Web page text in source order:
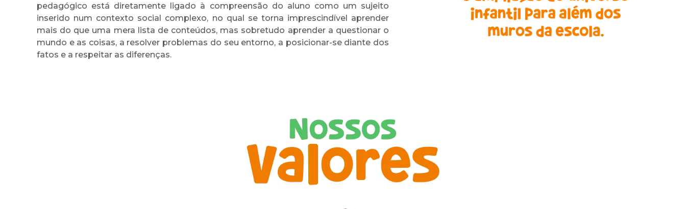
pedagógico está diretamente ligado à compreensão do aluno como um sujeito
inserido num contexto social complexo, no qual se torna imprescindível aprender
mais do que uma mera lista de conteúdos, mas sobretudo aprender a questionar o
mundo e as coisas, a resolver problemas do seu entorno, a posicionar-se diante dos
fatos e a respeitar as diferenças.